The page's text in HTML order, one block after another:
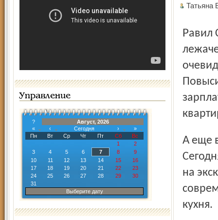
Управление
?
Август, 2026
«
‹ Сегодня ›
»
Пн
Вт Ср Чт Пт Сб
Вс
1
2
3
4 5 6 7 8
9
10
11 12 13 14 15
16
17
18 19 20 21 22
23
24
25 26 27 28 29
30
31
Выберите дату
Равил Сумгатович Ханнанов сумел не просто поднять
А еще восстановили заброшенное двухэтажное здание.
на
кухня.